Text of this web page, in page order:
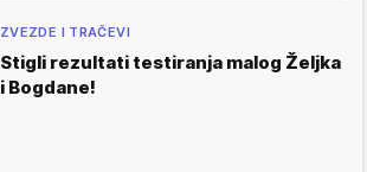
ZVEZDE I TRAČEVI
Stigli rezultati testiranja malog Željka
i Bogdane!